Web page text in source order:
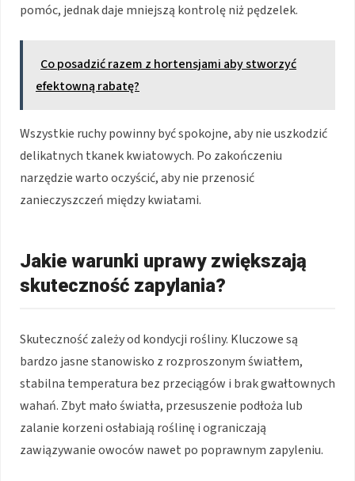
pomóc, jednak daje mniejszą kontrolę niż pędzelek.
Co posadzić razem z hortensjami aby stworzyć
efektowną rabatę?
Wszystkie ruchy powinny być spokojne, aby nie uszkodzić
delikatnych tkanek kwiatowych. Po zakończeniu
narzędzie warto oczyścić, aby nie przenosić
zanieczyszczeń między kwiatami.
Jakie warunki uprawy zwiększają
skuteczność zapylania?
Skuteczność zależy od kondycji rośliny. Kluczowe są
bardzo jasne stanowisko z rozproszonym światłem,
stabilna temperatura bez przeciągów i brak gwałtownych
wahań. Zbyt mało światła, przesuszenie podłoża lub
zalanie korzeni osłabiają roślinę i ograniczają
zawiązywanie owoców nawet po poprawnym zapyleniu.